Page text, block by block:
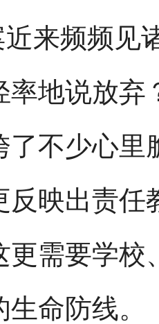
来频频见
率地说放弃
了不少心里
反映出责任
更需要学
命防线。